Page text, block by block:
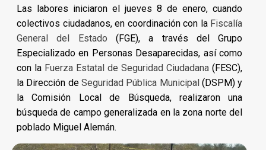
Las labores iniciaron el jueves 8 de enero, cuando
colectivos ciudadanos, en coordinación con la Fiscalía
General del Estado (FGE), a través del Grupo
Especializado en Personas Desaparecidas, así como
con la Fuerza Estatal de Seguridad Ciudadana (FESC),
la Dirección de Seguridad Pública Municipal(DSPM) y
la Comisión Local de Búsqueda, realizaron una
búsqueda de campo generalizada en la zona norte del
poblado Miguel Alemán.